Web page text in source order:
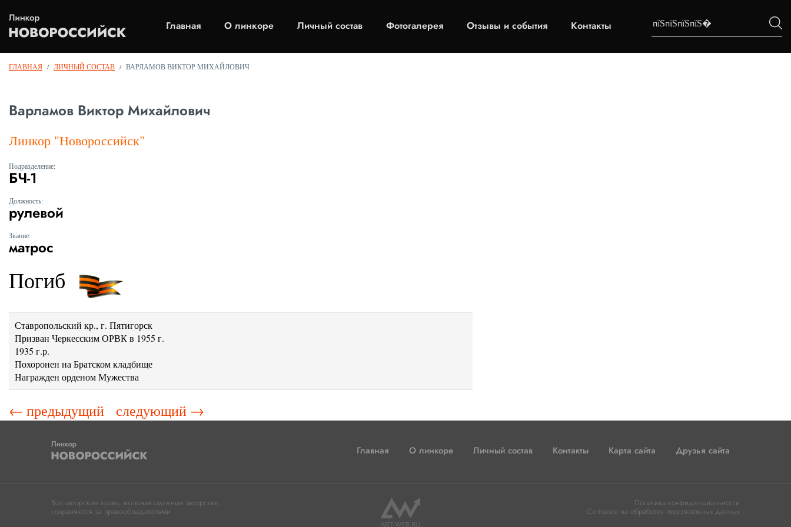
Главная О линкоре Личный состав Фотогалерея Отзывы и события Контакты
ГЛАВНАЯ / ЛИЧНЫЙ СОСТАВ / ВАРЛАМОВ ВИКТОР МИХАЙЛОВИЧ
Варламов Виктор Михайлович
Линкор "Новороссийск"
Подразделение:
БЧ-1
Должность:
рулевой
Звание:
матрос
Погиб
Ставропольский кр., г. Пятигорск
Призван Черкесским ОРВК в 1955 г.
1935 г.р.
Похоронен на Братском кладбище
Награжден орденом Мужества
← предыдущий следующий →
Главная О линкоре Личный состав Контакты Карта сайта Друзья сайта
Все авторские права, включая смежные авторские,
сохраняются за правообладателями
Политика конфиденциальности
Согласие на обработку персональных данных